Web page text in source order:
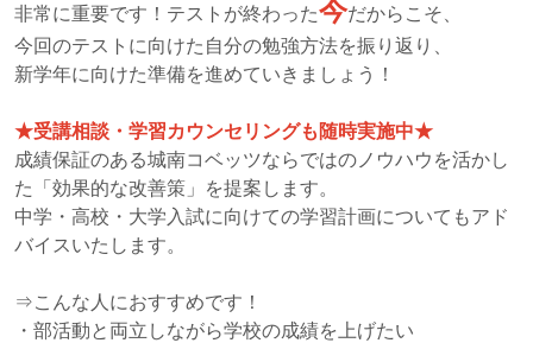
非常に重要です！テストが終わった今だからこそ、
今回のテストに向けた自分の勉強方法を振り返り、
新学年に向けた準備を進めていきましょう！
★受講相談・学習カウンセリングも随時実施中★
成績保証のある城南コベッツならではのノウハウを活かし
た「効果的な改善策」を提案します。
中学・高校・大学入試に向けての学習計画についてもアド
バイスいたします。
⇒こんな人におすすめです！
・部活動と両立しながら学校の成績を上げたい